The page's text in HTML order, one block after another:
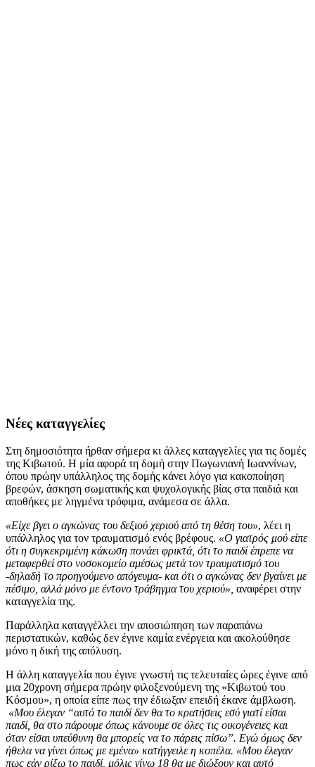
Νέες καταγγελίες
Στη δημοσιότητα ήρθαν σήμερα κι άλλες καταγγελίες για τις δομές
της Κιβωτού. Η μία αφορά τη δομή στην Πωγωνιανή Ιωαννίνων,
όπου πρώην υπάλληλος της δομής κάνει λόγο για κακοποίηση
βρεφών, άσκηση σωματικής και ψυχολογικής βίας στα παιδιά και
αποθήκες με ληγμένα τρόφιμα, ανάμεσα σε άλλα.
«Είχε βγει ο αγκώνας του δεξιού χεριού από τη θέση του», λέει η
υπάλληλος για τον τραυματισμό ενός βρέφους. «Ο γιατρός μού είπε
ότι η συγκεκριμένη κάκωση πονάει φρικτά, ότι το παιδί έπρεπε να
μεταφερθεί στο νοσοκομείο αμέσως μετά τον τραυματισμό του
-δηλαδή το προηγούμενο απόγευμα- και ότι ο αγκώνας δεν βγαίνει με
πέσιμο, αλλά μόνο με έντονο τράβηγμα του χεριού», αναφέρει στην
καταγγελία της.
Παράλληλα καταγγέλλει την αποσιώπηση των παραπάνω
περιστατικών, καθώς δεν έγινε καμία ενέργεια και ακολούθησε
μόνο η δική της απόλυση.
Η άλλη καταγγελία που έγινε γνωστή τις τελευταίες ώρες έγινε από
μια 20χρονη σήμερα πρώην φιλοξενούμενη της «Κιβωτού του
Κόσμου», η οποία είπε πως την έδιωξαν επειδή έκανε άμβλωση.
«Μου έλεγαν “αυτό το παιδί δεν θα το κρατήσεις εσύ γιατί είσαι
παιδί, θα στο πάρουμε όπως κάνουμε σε όλες τις οικογένειες και
όταν είσαι υπεύθυνη θα μπορείς να το πάρεις πίσω”. Eγώ όμως δεν
ήθελα να γίνει όπως με εμένα» κατήγγειλε η κοπέλα. «Μου έλεγαν
πως εάν ρίξω το παιδί, μόλις γίνω 18 θα με διώξουν και αυτό